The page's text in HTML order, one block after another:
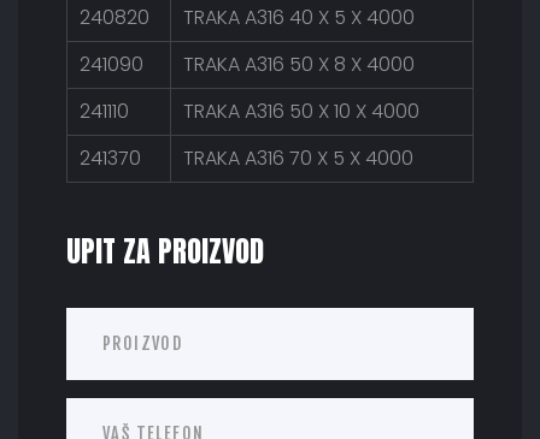
240820
TRAKA A316 40 X 5 X 4000
241090
TRAKA A316 50 X 8 X 4000
241110
TRAKA A316 50 X 10 X 4000
241370
TRAKA A316 70 X 5 X 4000
UPIT ZA PROIZVOD